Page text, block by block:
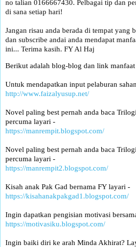
no talian 0166667430. Pelbagai tip dan
di sana setiap hari!
Jangan risau anda berada di tempat yang
dan subscribe andai anda mendapat
ini... Terima kasih. FY Al Haj
Berikut adalah blog-blog dan link
Untuk mendapatkan input pelaburan
http://www.faizalyusup.net/
Novel paling best pernah anda baca
percuma layari -
https://manrempit.blogspot.com/
Novel paling best pernah anda baca
percuma layari -
https://manrempit2.blogspot.com/
Kisah anak Pak Gad bernama FY layari -
https://kisahanakpakgad1.blogspot.com/
Ingin dapatkan pengisian motivasi
https://motivasiku.blogspot.com/
Ingin baiki diri ke arah Minda Akhirat?